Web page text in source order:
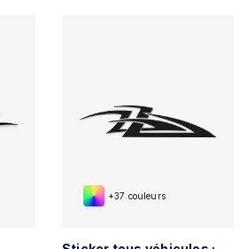
+37 couleurs